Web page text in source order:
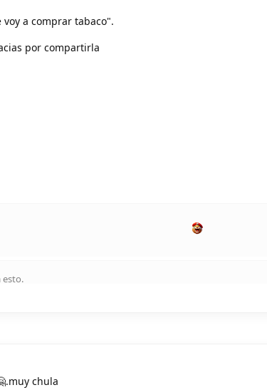
a comprar tabaco".
por compartirla
esto.
chula